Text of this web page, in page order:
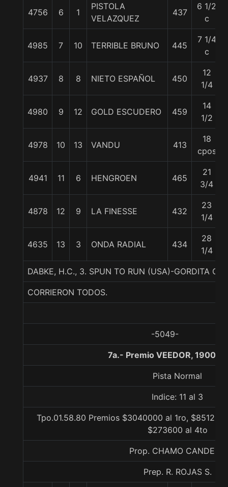
4756 6 1
PISTOLA
VELAZQUEZ
437
6 1/2
c
4985 7 10 TERRIBLE BRUNO 445
7 1/4
c
4937 8 8 NIETO ESPAÑOL 450
12
1/4
4980 9 12 GOLD ESCUDERO 459
14
1/2
4978 10 13 VANDU 413
18
cpos
4941 11 6 HENGROEN 465
21
3/4
4878 12 9 LA FINESSE 432
23
1/4
4635 13 3 ONDA RADIAL 434
28
1/4
DABKE, H.C., 3. SPUN TO RUN (USA)-GORDITA
CORRIERON TODOS.
-5049-
7a.- Premio VEEDOR, 1900
Pista Normal
Indice: 11 al 3
Tpo.01.58.80 Premios $3040000 al 1ro,
$273600 al 4to
Prop. CHAMO CANDELA
Prep. R. ROJAS S.